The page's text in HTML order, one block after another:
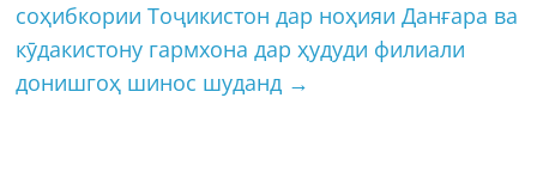
соҳибкории Тоҷикистон дар ноҳияи Данғара ва
кӯдакистону гармхона дар ҳудуди филиали
донишгоҳ шинос шуданд →